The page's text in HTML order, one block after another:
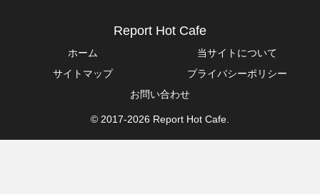
Report Hot Cafe
ホーム
当サイトについて
サイトマップ
プライバシーポリシー
お問い合わせ
© 2017-2026 Report Hot Cafe.